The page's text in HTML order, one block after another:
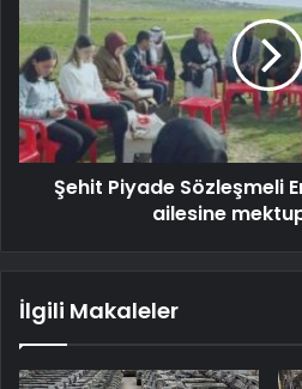
Şehit Piyade Sözleşmeli
ailesine
İlgili Makaleler